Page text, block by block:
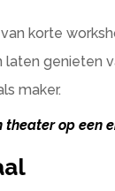
korte
genieten
maker.
op een